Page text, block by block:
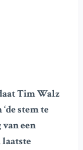
Tim Walz
stem te
een